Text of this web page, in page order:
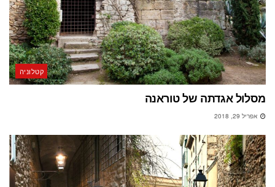
קטלוניה
מסלול אגדתה של טוראנה
אפריל 29, 2018